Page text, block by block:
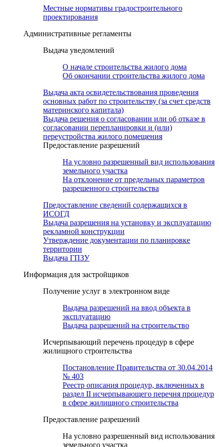
Местные нормативы градостроительного
проектирования
Административные регламенты
Выдача уведомлений
О начале строительства жилого дома
Об окончании строительства жилого дома
Выдача акта освидетельствования проведения
основных работ по строительству (за счет средств
материнского капитала)
Выдача решения о согласовании или об отказе в
согласовании перепланировки и (или)
переустройства жилого помещения
Предоставление разрешений
На условно разрешенный вид использования
земельного участка
На отклонение от предельных параметров
разрешенного строительства
Предоставление сведений содержащихся в
ИСОГД
Выдача разрешения на установку и эксплуатацию
рекламной конструкции
Утверждение документации по планировке
территории
Выдача ГПЗУ
Информация для застройщиков
Получение услуг в электронном виде
Выдача разрешений на ввод объекта в
эксплуатацию
Выдача разрешений на строительство
Исчерпывающий перечень процедур в сфере
жилищного строительства
Постановление Правительства от 30.04.2014
№ 403
Реестр описания процедур, включенных в
раздел II исчерпывающего перечня процедур
в сфере жилищного строительства
Предоставление разрешений
На условно разрешенный вид использования
земельного участка